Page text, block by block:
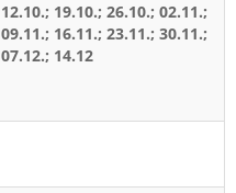
12.10.; 19.10.; 26.10.; 02.11.;
09.11.; 16.11.; 23.11.; 30.11.;
07.12.; 14.12